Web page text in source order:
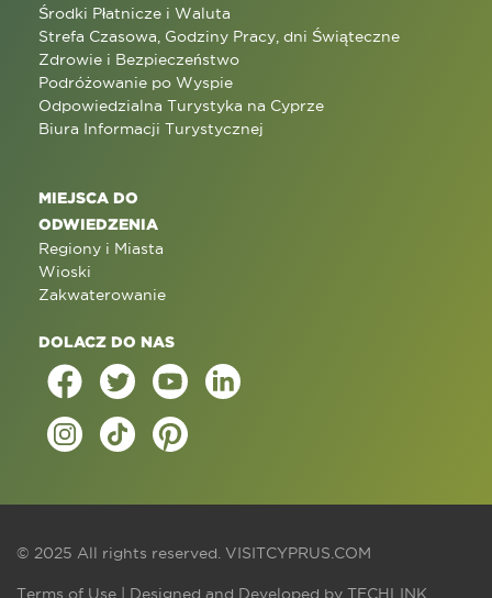
Środki Płatnicze i Waluta
Strefa Czasowa, Godziny Pracy, dni Świąteczne
Zdrowie i Bezpieczeństwo
Podróżowanie po Wyspie
Odpowiedzialna Turystyka na Cyprze
Biura Informacji Turystycznej
MIEJSCA DO
ODWIEDZENIA
Regiony i Miasta
Wioski
Zakwaterowanie
DOLACZ DO NAS
© 2025 All rights reserved. VISITCYPRUS.COM
Terms of Use | Designed and Developed by TECHLINK